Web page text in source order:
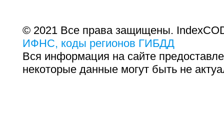
© 2021 Все права защищены.
ИФНС, коды регионов ГИБДД
Вся информация на сайте
некоторые данные могут быть не